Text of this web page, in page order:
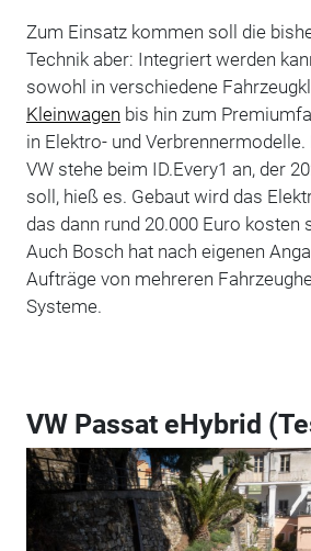
Zum Einsatz kommen soll die
Technik aber: Integriert werden
sowohl in verschiedene
Kleinwagen bis hin zum
in Elektro- und
VW stehe beim ID.Every1 an, der
soll, hieß es. Gebaut wird das
das dann rund 20.000 Euro kosten
Auch Bosch hat nach eigenen
Aufträge von mehreren
Systeme.
VW Passat eHybrid